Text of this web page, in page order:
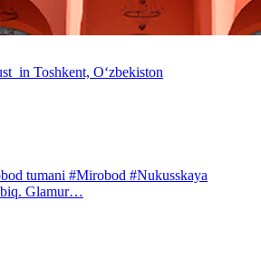
tumani #Mirobod #Nukusskaya
Glamur…